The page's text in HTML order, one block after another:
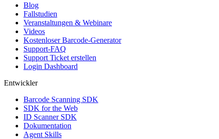
Blog
Fallstudien
Veranstaltungen & Webinare
Videos
Kostenloser Barcode-Generator
Support-FAQ
Support Ticket erstellen
Login Dashboard
Entwickler
Barcode Scanning SDK
SDK for the Web
ID Scanner SDK
Dokumentation
Agent Skills